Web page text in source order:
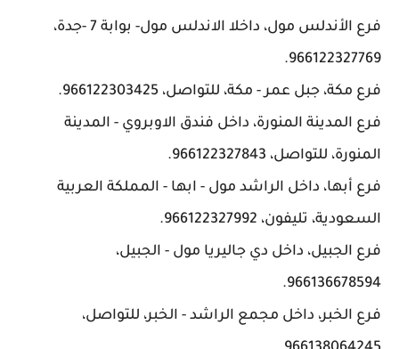
فرع الأندلس مول، داخلا الاندلس مول- بوابة 7 -جدة،
966122327769.
فرع مكة، جبل عمر - مكة، للتواصل، 966122303425.
فرع المدينة المنورة، داخل فندق الاوبروي - المدينة
المنورة، للتواصل، 966122327843.
فرع أبها، داخل الراشد مول - ابها - المملكة العربية
السعودية، تليفون، 966122327992.
فرع الجبيل، داخل دي جاليريا مول - الجبيل،
966136678594.
فرع الخبر، داخل مجمع الراشد - الخبر، للتواصل،